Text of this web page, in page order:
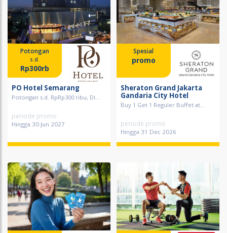
Potongan
s.d.
Rp300rb
PO Hotel Semarang
Potongan s.d. RpRp300 ribu, Di...
periode promo
Hingga 30 Jun 2027
Spesial
promo
Sheraton Grand Jakarta
Gandaria City Hotel
Buy 1 Get 1 Reguler Buffet at...
periode promo
Hingga 31 Dec 2026